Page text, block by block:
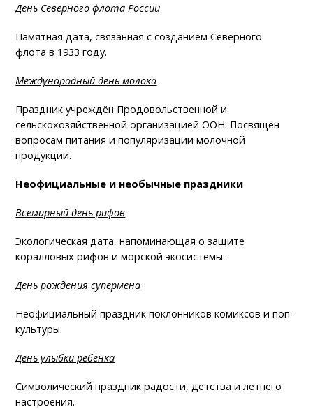
День Северного флота России
Памятная дата, связанная с созданием Северного
флота в 1933 году.
Международный день молока
Праздник учреждён Продовольственной и
сельскохозяйственной организацией ООН. Посвящён
вопросам питания и популяризации молочной
продукции.
Неофициальные и необычные праздники
Всемирный день рифов
Экологическая дата, напоминающая о защите
коралловых рифов и морской экосистемы.
День рождения супермена
Неофициальный праздник поклонников комиксов и поп-
культуры.
День улыбки ребёнка
Символический праздник радости, детства и летнего
настроения.